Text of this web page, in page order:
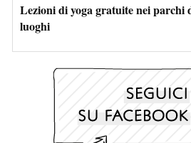
Lezioni di yoga gratuite nei parchi
luoghi